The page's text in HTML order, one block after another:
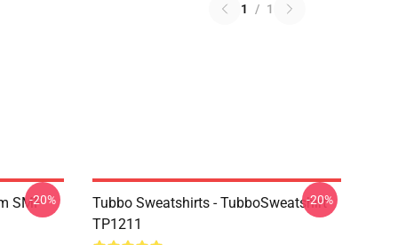
1 / 1
SMP-20%
Tubbo Sweatshirts - TubboSweatshirt
TP1211
-20%